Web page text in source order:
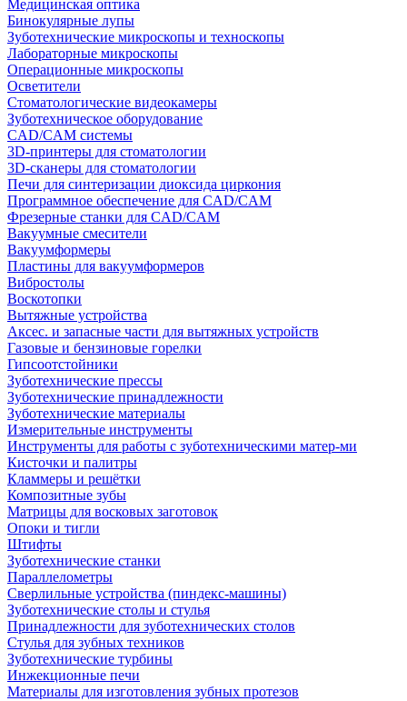
Медицинская оптика
Бинокулярные лупы
Зуботехнические микроскопы и техноскопы
Лабораторные микроскопы
Операционные микроскопы
Осветители
Стоматологические видеокамеры
Зуботехническое оборудование
CAD/CAM системы
3D-принтеры для стоматологии
3D-сканеры для стоматологии
Печи для синтеризации диоксида циркония
Программное обеспечение для CAD/CAM
Фрезерные станки для CAD/CAM
Вакуумные смесители
Вакуумформеры
Пластины для вакуумформеров
Вибростолы
Воскотопки
Вытяжные устройства
Аксес. и запасные части для вытяжных устройств
Газовые и бензиновые горелки
Гипсоотстойники
Зуботехнические прессы
Зуботехнические принадлежности
Зуботехнические материалы
Измерительные инструменты
Инструменты для работы с зуботехническими матер-ми
Кисточки и палитры
Кламмеры и решётки
Композитные зубы
Матрицы для восковых заготовок
Опоки и тигли
Штифты
Зуботехнические станки
Параллелометры
Сверлильные устройства (пиндекс-машины)
Зуботехнические столы и стулья
Принадлежности для зуботехнических столов
Стулья для зубных техников
Зуботехнические турбины
Инжекционные печи
Материалы для изготовления зубных протезов